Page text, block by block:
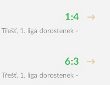
1:4
Třešť, 1. liga dorostenek -
6:3
Třešť, 1. liga dorostenek -